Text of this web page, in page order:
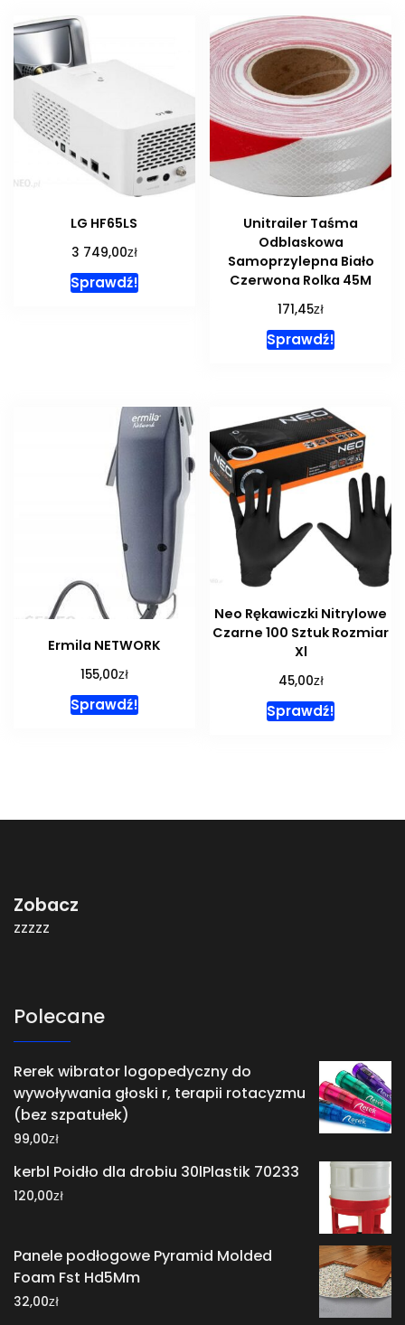
LG HF65LS
3 749,00zł
Sprawdź!
Unitrailer Taśma
Odblaskowa
Samoprzylepna Biało
Czerwona Rolka 45M
171,45zł
Sprawdź!
Ermila NETWORK
155,00zł
Sprawdź!
Neo Rękawiczki Nitrylowe
Czarne 100 Sztuk Rozmiar
Xl
45,00zł
Sprawdź!
Zobacz
zzzzz
Polecane
Rerek wibrator logopedyczny do
wywoływania głoski r, terapii rotacyzmu
(bez szpatułek)
99,00zł
kerbl Poidło dla drobiu 30lPlastik 70233
120,00zł
Panele podłogowe Pyramid Molded
Foam Fst Hd5Mm
32,00zł